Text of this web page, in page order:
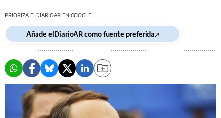
PRIORIZA ELDIARIOAR EN GOOGLE
Añade elDiarioAR como fuente preferida